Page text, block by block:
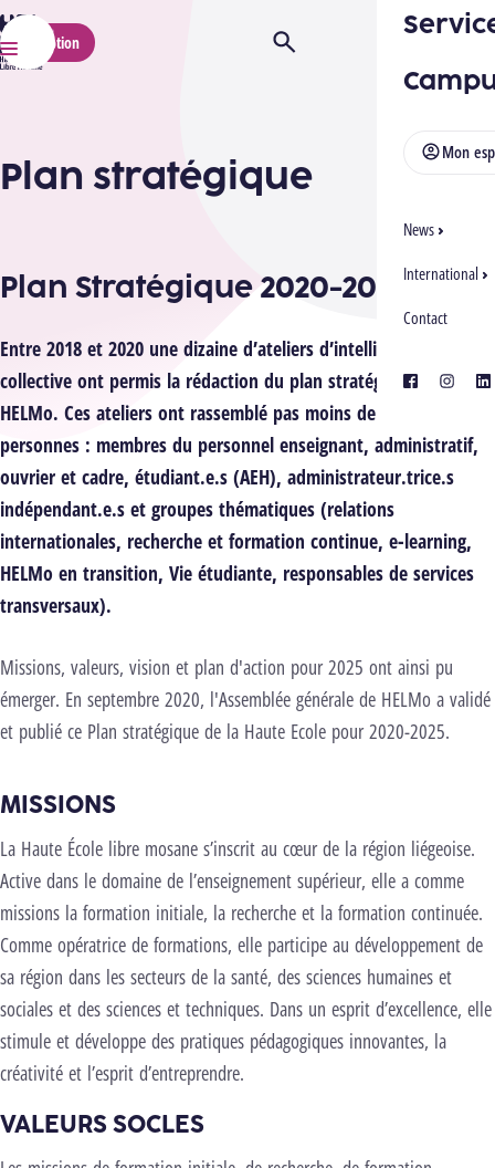
HELMo
Menu
Mon
News
International
Contact
facebook
Inscription Ouvrir/Fermer la recherche
Plan stratégique
Plan Stratégique 2020-2025
Entre 2018 et 2020 une dizaine d’ateliers d’intelligence
collective ont permis la rédaction du plan stratégique de
HELMo. Ces ateliers ont rassemblé pas moins de 150
personnes : membres du personnel enseignant, administratif,
ouvrier et cadre, étudiant.e.s (AEH), administrateur.trice.s
indépendant.e.s et groupes thématiques (relations
internationales, recherche et formation continue, e-learning,
HELMo en transition, Vie étudiante, responsables de services
transversaux).
Missions, valeurs, vision et plan d'action pour 2025 ont ainsi pu
émerger. En septembre 2020, l'Assemblée générale de HELMo a validé
et publié ce Plan stratégique de la Haute Ecole pour 2020-2025.
MISSIONS
La Haute École libre mosane s’inscrit au cœur de la région liégeoise.
Active dans le domaine de l’enseignement supérieur, elle a comme
missions la formation initiale, la recherche et la formation continuée.
Comme opératrice de formations, elle participe au développement de
sa région dans les secteurs de la santé, des sciences humaines et
sociales et des sciences et techniques. Dans un esprit d’excellence, elle
stimule et développe des pratiques pédagogiques innovantes, la
créativité et l’esprit d’entreprendre.
VALEURS SOCLES